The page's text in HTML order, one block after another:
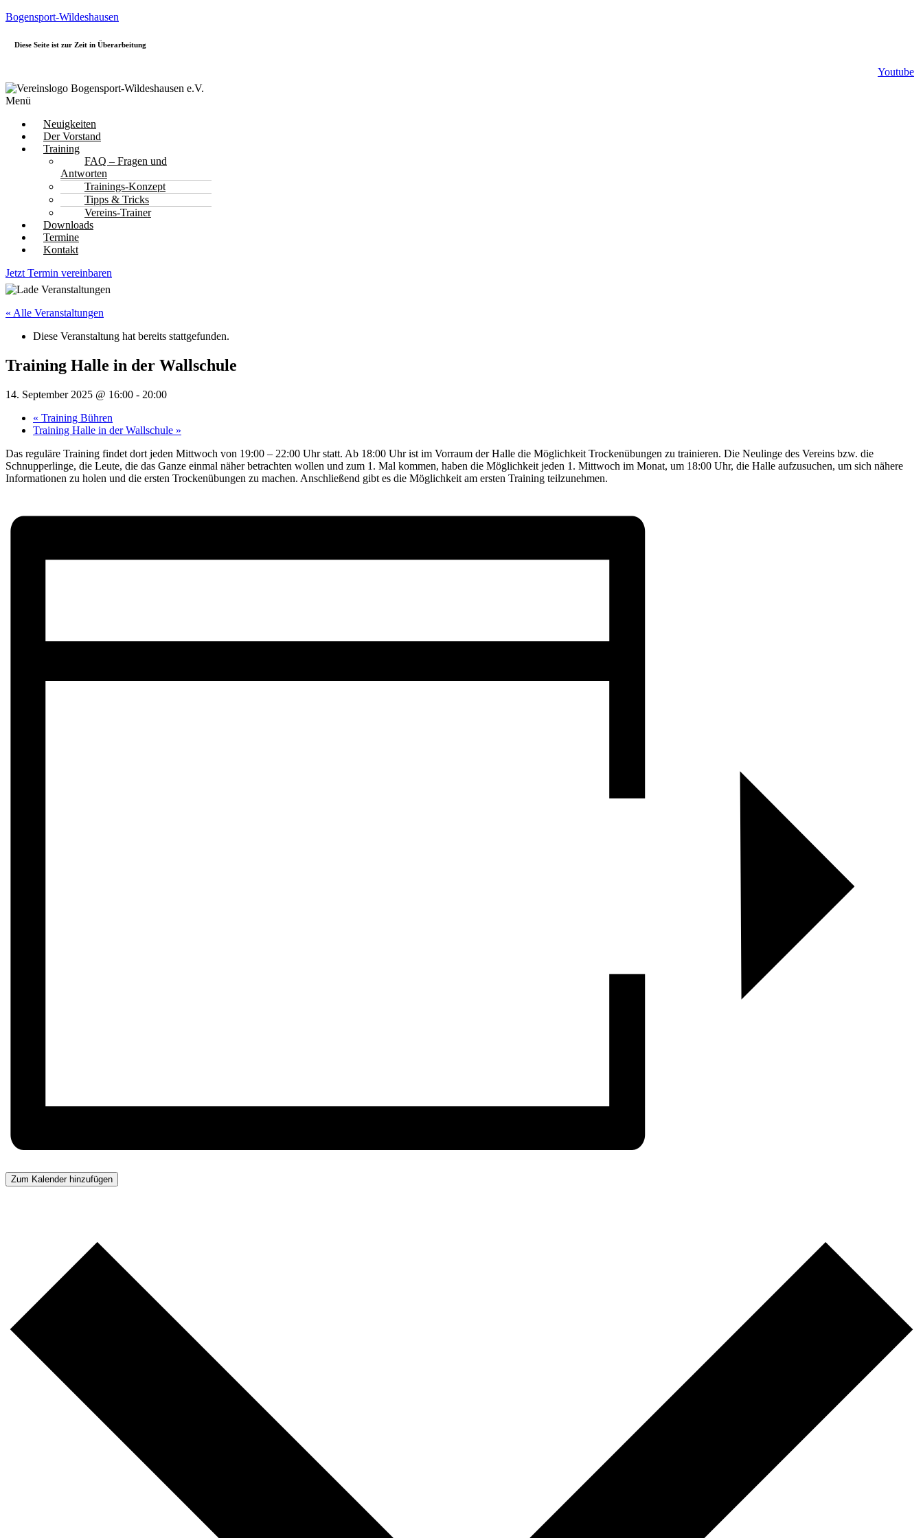
Bogensport-Wildeshausen
Diese Seite ist zur Zeit in Überarbeitung
Youtube
Menü
Neuigkeiten
Der Vorstand
Training
FAQ – Fragen und
Antworten
Trainings-Konzept
Tipps & Tricks
Vereins-Trainer
Downloads
Termine
Kontakt
Jetzt Termin vereinbaren
« Alle Veranstaltungen
Diese Veranstaltung hat bereits stattgefunden.
Training Halle in der Wallschule
14. September 2025 @ 16:00 - 20:00
« Training Bühren
Training Halle in der Wallschule »
Das reguläre Training findet dort jeden Mittwoch von 19:00 – 22:00 Uhr statt. Ab 18:00 Uhr ist im Vorraum der Halle die Möglichkeit Trockenübungen zu trainieren. Die Neulinge des Vereins bzw. die
Schnupperlinge, die Leute, die das Ganze einmal näher betrachten wollen und zum 1. Mal kommen, haben die Möglichkeit jeden 1. Mittwoch im Monat, um 18:00 Uhr, die Halle aufzusuchen, um sich nähere
Informationen zu holen und die ersten Trockenübungen zu machen. Anschließend gibt es die Möglichkeit am ersten Training teilzunehmen.
Zum Kalender hinzufügen